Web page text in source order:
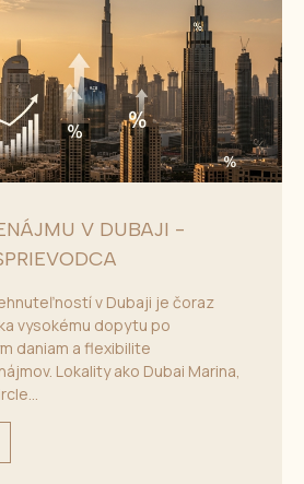
V DUBAJI -
v Dubaji je čoraz
vysokému dopytu po
daniam a flexibilite
Lokality ako Dubai Marina,